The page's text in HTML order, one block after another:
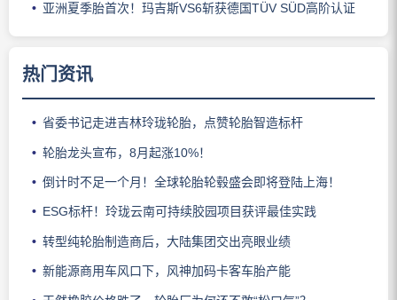
亚洲夏季胎首次！玛吉斯VS6斩获德国TÜV SÜD高阶认证
热门资讯
省委书记走进吉林玲珑轮胎，点赞轮胎智造标杆
轮胎龙头宣布，8月起涨10%！
倒计时不足一个月！全球轮胎轮毂盛会即将登陆上海！
ESG标杆！玲珑云南可持续胶园项目获评最佳实践
转型纯轮胎制造商后，大陆集团交出亮眼业绩
新能源商用车风口下，风神加码卡客车胎产能